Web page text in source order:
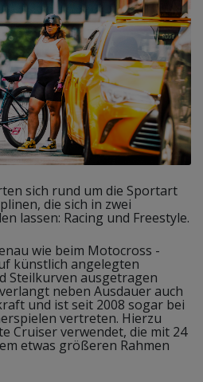
sich rund um die Sportart
die sich in zwei
lassen: Racing und Freestyle.
wie beim Motocross -
künstlich angelegten
Steilkurven ausgetragen
neben Ausdauer auch
und ist seit 2008 sogar bei
vertreten. Hierzu
Cruiser verwendet, die mit 24
etwas größeren Rahmen